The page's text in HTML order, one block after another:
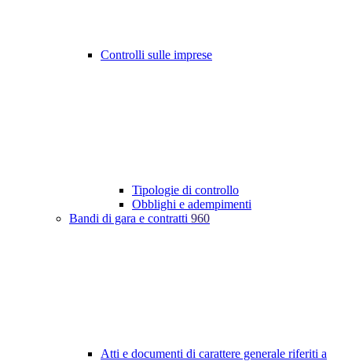
Controlli sulle imprese
Tipologie di controllo
Obblighi e adempimenti
Bandi di gara e contratti 960
Atti e documenti di carattere generale riferiti a